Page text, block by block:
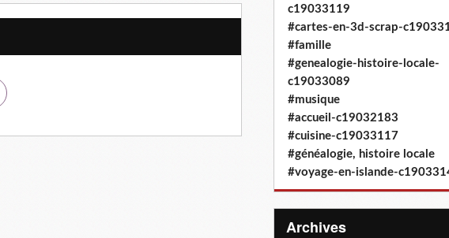
c19033119
#cartes-en-3d-scrap-
#famille
#genealogie-histoire-locale-
c19033089
#musique
#accueil-c19032183
#cuisine-c19033117
#généalogie, histoire locale
#voyage-en-islande-
Archives